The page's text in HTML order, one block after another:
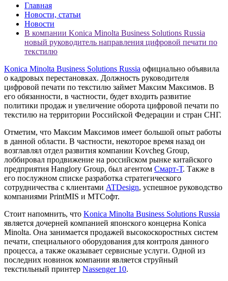
Главная
Новости, статьи
Новости
В компании Konica Minolta Business Solutions Russia
новый руководитель направления цифровой печати по
текстилю
Konica Minolta Business Solutions Russia официально объявила
о кадровых перестановках. Должность руководителя
цифровой печати по текстилю займет Максим Максимов. В
его обязанности, в частности, будет входить развитие
политики продаж и увеличение оборота цифровой печати по
текстилю на территории Российской Федерации и стран СНГ.
Отметим, что Максим Максимов имеет большой опыт работы
в данной области. В частности, некоторое время назад он
возглавлял отдел развития компании Kovcheg Group,
лоббировал продвижение на российском рынке китайского
предприятия Hanglory Group, был агентом Смарт-Т. Также в
его послужном списке разработка стратегического
сотрудничества с клиентами ATDesign, успешное руководство
компаниями PrintMIS и МТСофт.
Стоит напомнить, что Konica Minolta Business Solutions Russia
является дочерней компанией японского концерна Konica
Minolta. Она занимается продажей высокоскоростных систем
печати, специального оборудования для контроля данного
процесса, а также оказывает сервисные услуги. Одной из
последних новинок компании является струйный
текстильный принтер Nassenger 10.